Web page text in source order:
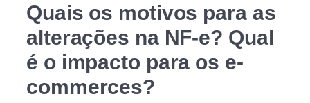
Quais os motivos para as
alterações na NF-e? Qual
é o impacto para os e-
commerces?